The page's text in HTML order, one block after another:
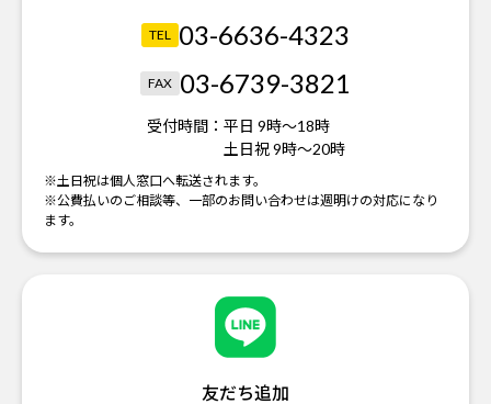
TEL 03-6636-4323
FAX 03-6739-3821
受付時間： 平日 9時～18時
土日祝 9時～20時
※土日祝は個人窓口へ転送されます。
※公費払いのご相談等、一部のお問い合わせは週明けの対応になり
ます。
友だち追加